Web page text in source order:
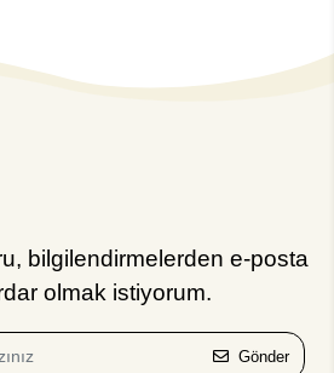
bilgilendirmelerden e-posta
olmak istiyorum.
Gönder